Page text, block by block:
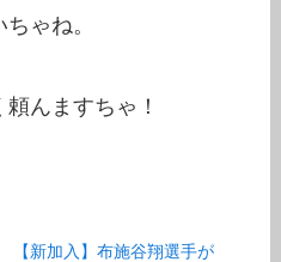
ゃね。
んますちゃ！
【新加入】布施谷翔選手が